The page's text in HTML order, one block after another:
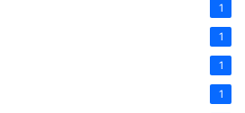
1
1
1
1